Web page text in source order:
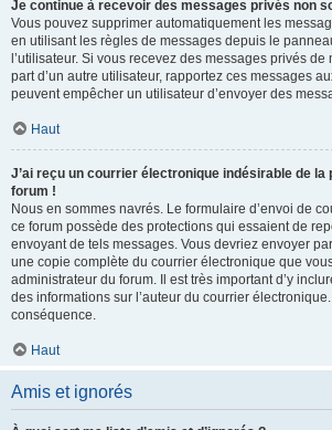
Je continue à recevoir des messages privés non
Vous pouvez supprimer automatiquement les
en utilisant les règles de messages depuis le
l’utilisateur. Si vous recevez des messages privés
part d’un autre utilisateur, rapportez ces messages
peuvent empêcher un utilisateur d’envoyer des
Haut
J’ai reçu un courrier électronique indésirable de la
forum !
Nous en sommes navrés. Le formulaire d’envoi de
ce forum possède des protections qui essaient de
envoyant de tels messages. Vous devriez envoyer
une copie complète du courrier électronique que
administrateur du forum. Il est très important d’y
des informations sur l’auteur du courrier
conséquence.
Haut
Amis et ignorés